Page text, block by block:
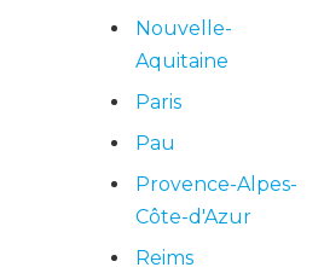
Nouvelle-
Aquitaine
Paris
Pau
Provence-Alpes-
Côte-d'Azur
Reims